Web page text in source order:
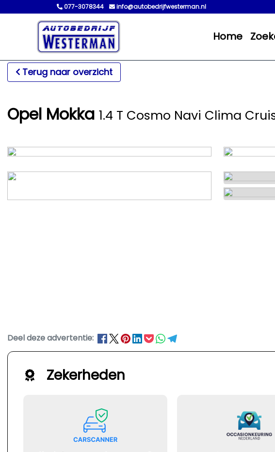
077-3078344 info@autobedrijfwesterman.nl
Home
Terug naar overzicht
Opel Mokka 1.4 T Cosmo Navi Clima
Deel deze advertentie:
Zekerheden